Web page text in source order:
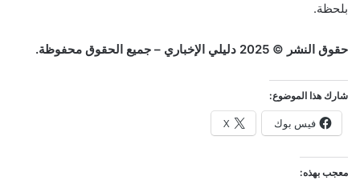
بلحظة.
حقوق النشر © 2025 دليلي الإخباري – جميع الحقوق محفوظة.
شارك هذا الموضوع:
فيس بوك X
معجب بهذه: